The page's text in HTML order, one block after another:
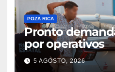
POZA RICA
Pronto
por operativos
5 AGOSTO, 2026